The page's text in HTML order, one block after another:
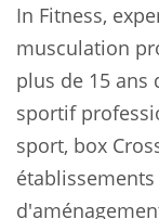
In Fitness,
musculation
plus de 15 ans
sportif
sport, box